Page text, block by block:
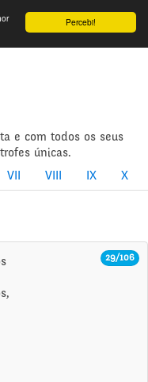
Percebi!
e com todos os seus
únicas.
VII VIII IX X
29/106